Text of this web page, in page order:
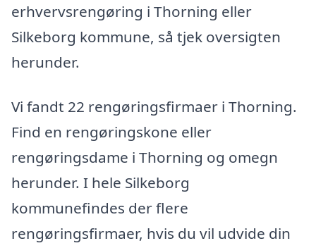
erhvervsrengøring i Thorning eller
Silkeborg kommune, så tjek oversigten
herunder.
Vi fandt 22 rengøringsfirmaer i Thorning.
Find en rengøringskone eller
rengøringsdame i Thorning og omegn
herunder. I hele Silkeborg
kommunefindes der flere
rengøringsfirmaer, hvis du vil udvide din